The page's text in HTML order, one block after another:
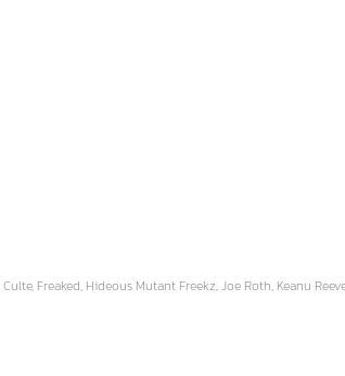
Freaked, Hideous Mutant Freekz, Joe Roth, Keanu